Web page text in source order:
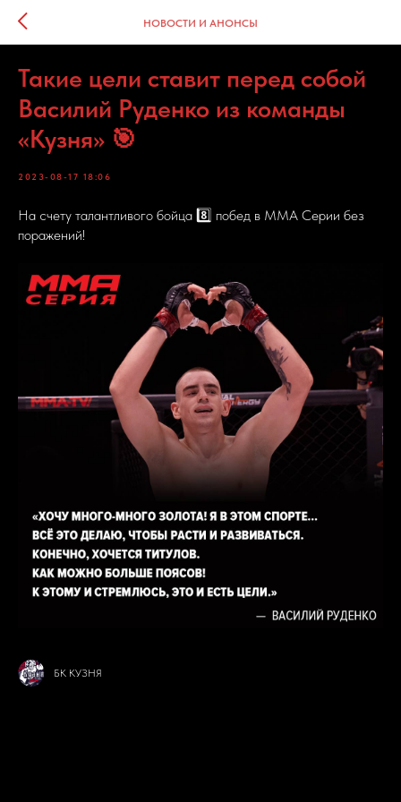
НОВОСТИ И АНОНСЫ
Такие цели ставит перед собой
Василий Руденко из команды
«Кузня» 🎯
2023-08-17 18:06
На счету талантливого бойца 8️⃣ побед в ММА Серии без
поражений!
БК КУЗНЯ